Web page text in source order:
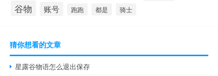
谷物 账号 跑跑 都是 骑士
猜你想看的文章
星露谷物语怎么退出保存